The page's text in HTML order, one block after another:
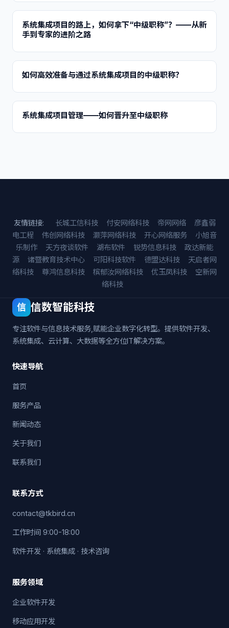
系统集成项目的路上，如何拿下“中级职称”？——从新
手到专家的进阶之路
如何高效准备与通过系统集成项目的中级职称？
系统集成项目管理——如何晋升至中级职称
友情链接: 长城工信科技 付安网络科技 帝网网络
彦鑫弱
电工程
伟创网络科技 灏萍网络科技 开心网络服务
小旭音
乐制作
天方夜谈软件 湖布软件 锐势信息科技
政达新能
源
诸暨教育技术中心 可阳科技软件 德盟达科技
天启者网
络科技
尊鸿信息科技 槟郁汝网络科技 优玉凤科技
空新网
络科技
信 信数智能科技
专注软件与信息技术服务,赋能企业数字化转型。提供软件开发、
系统集成、云计算、大数据等全方位IT解决方案。
快速导航
首页
服务产品
新闻动态
关于我们
联系我们
联系方式
contact@tkbird.cn
工作时间 9:00-18:00
软件开发 · 系统集成 · 技术咨询
服务领域
企业软件开发
移动应用开发